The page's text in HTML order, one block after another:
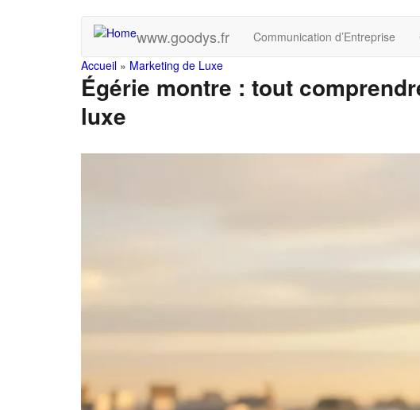
www.goodys.fr Communication d’Entreprise
You
are
here
Accueil » Marketing de Luxe
Égérie montre : tout
luxe